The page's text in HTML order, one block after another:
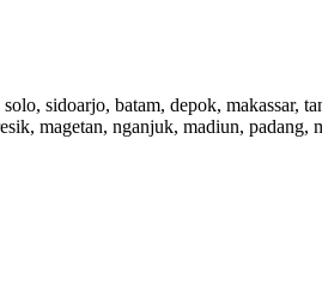
sidoarjo, batam, depok, makassar,
magetan, nganjuk, madiun,